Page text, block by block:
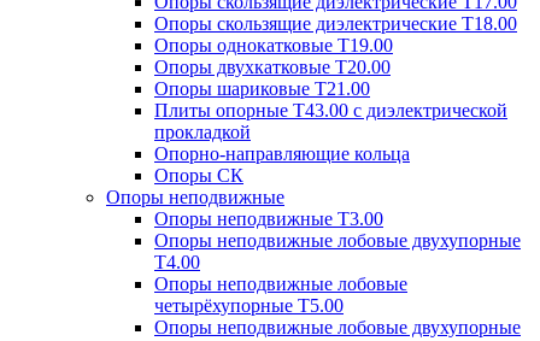
Опоры скользящие диэлектрические Т18.00
Опоры однокатковые Т19.00
Опоры двухкатковые Т20.00
Опоры шариковые Т21.00
Плиты опорные Т43.00 с диэлектрической
прокладкой
Опорно-направляющие кольца
Опоры СК
Опоры неподвижные
Опоры неподвижные Т3.00
Опоры неподвижные лобовые двухупорные
Т4.00
Опоры неподвижные лобовые
четырёхупорные Т5.00
Опоры неподвижные лобовые двухупорные